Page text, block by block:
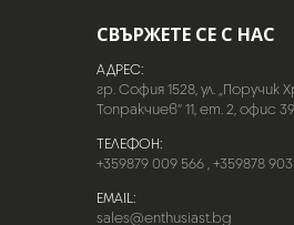
СВЪРЖЕТЕ СЕ С НАС
АДРЕС:
гр. София 1528, ул. „Поручик
Топракчиев“ 11, ет. 2, офис 39
ТЕЛЕФОН:
+359879 009 566,+359878
EMAIL:
sales@enthusiast.bg